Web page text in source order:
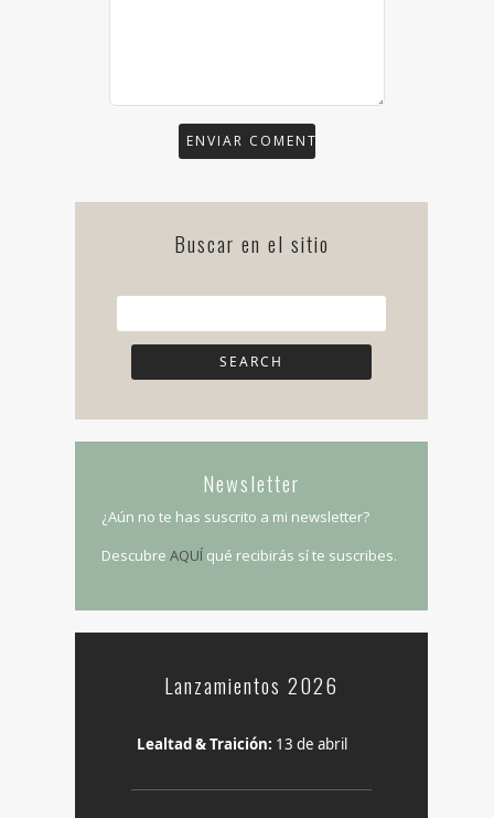
Buscar en el sitio
Newsletter
¿Aún no te has suscrito a mi newsletter?
Descubre AQUÍ qué recibirás sí te suscribes.
Lanzamientos 2026
Lealtad & Traición: 13 de abril